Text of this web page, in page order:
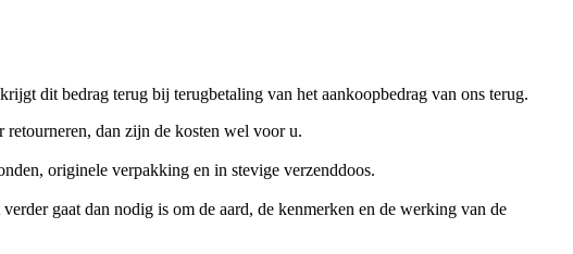
dit bedrag terug bij terugbetaling van het aankoopbedrag van ons terug.
dan zijn de kosten wel voor u.
originele verpakking en in stevige verzenddoos.
gaat dan nodig is om de aard, de kenmerken en de werking van de